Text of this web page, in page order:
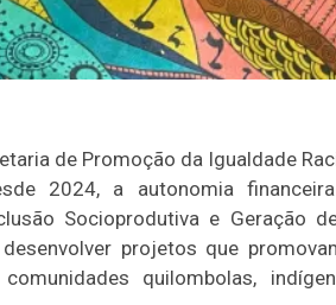
de Promoção da Igualdade
2024, a autonomia
Socioprodutiva e Geração
projetos que
quilombolas,